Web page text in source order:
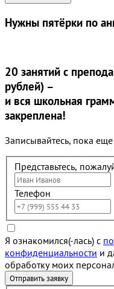
Нужны пятёрки по
20 занятий с
рублей) –
и вся школьная
закреплена!
Записывайтесь, пока
Представьтесь,
Телефон
Я ознакомился(-лась) с
конфиденциальности и
обработку моих